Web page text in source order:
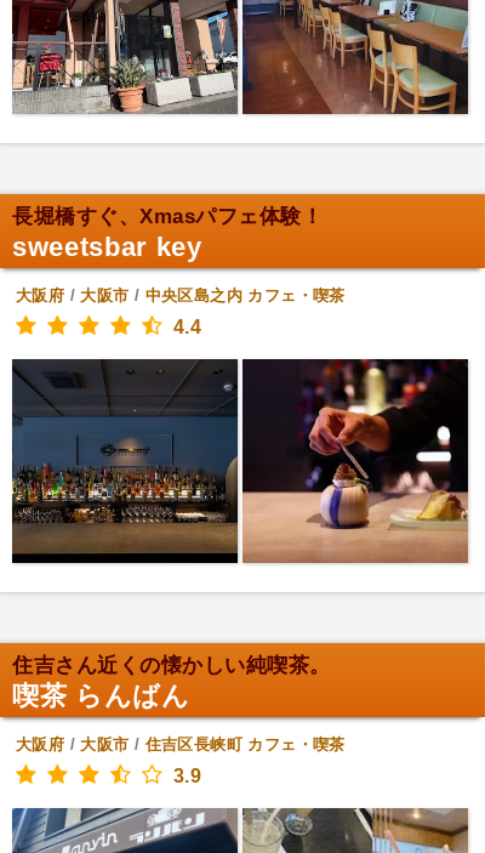
長堀橋すぐ、Xmasパフェ体験！
sweetsbar key
大阪府 /大阪市 / 中央区島之内 カフェ・喫茶
4.4
住吉さん近くの懐かしい純喫茶。
喫茶 らんばん
大阪府 /大阪市 / 住吉区長峡町 カフェ・喫茶
3.9